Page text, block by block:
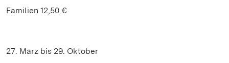
Familien 12,50 €
27. März bis 29. Oktober